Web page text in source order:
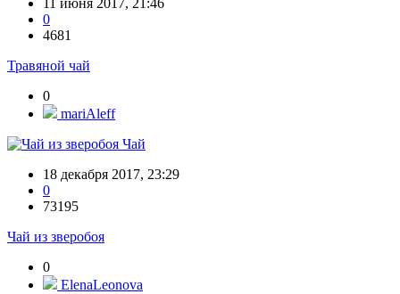
11 июня 2017, 21:46
0
4681
Травяной чай
0
mariAleff
Чай
18 декабря 2017, 23:29
0
73195
Чай из зверобоя
0
ElenaLeonova